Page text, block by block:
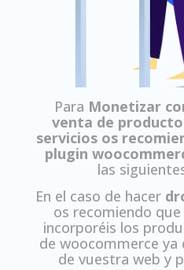
Para Monetizar
venta de
servicios os
plugin
las
En el caso de hacer
os recomiendo
incorporéis los
de woocommerce ya
de vuestra web y